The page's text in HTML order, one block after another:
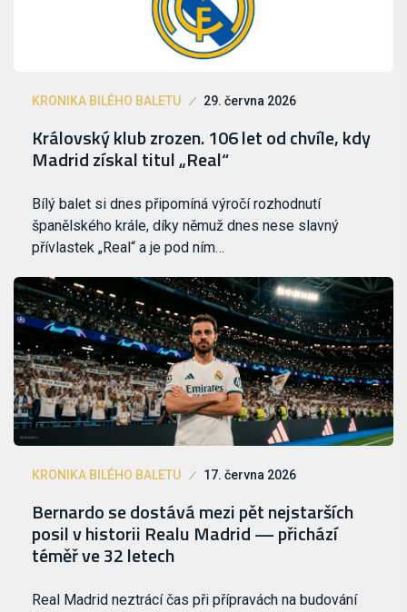
KRONIKA BILÉHO BALETU 29. června 2026
Královský klub zrozen. 106 let od chvíle, kdy
Madrid získal titul „Real“
Bílý balet si dnes připomíná výročí rozhodnutí
španělského krále, díky němuž dnes nese slavný
přívlastek „Real“ a je pod ním…
KRONIKA BILÉHO BALETU 17. června 2026
Bernardo se dostává mezi pět nejstarších
posil v historii Realu Madrid — přichází
téměř ve 32 letech
Real Madrid neztrácí čas při přípravách na budování